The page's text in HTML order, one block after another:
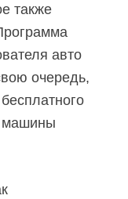
также
авто
очередь,
машины